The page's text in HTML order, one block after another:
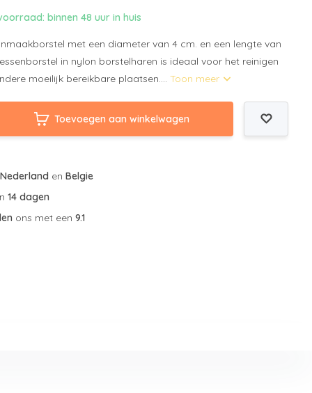
binnen 48 uur in huis
met een diameter van 4 cm. en een lengte van
in nylon borstelharen is ideaal voor het reinigen
moeilijk bereikbare plaatsen....Toon meer
Toevoegen aan winkelwagen
Nederland enBelgie
14 dagen
ons met een9.1